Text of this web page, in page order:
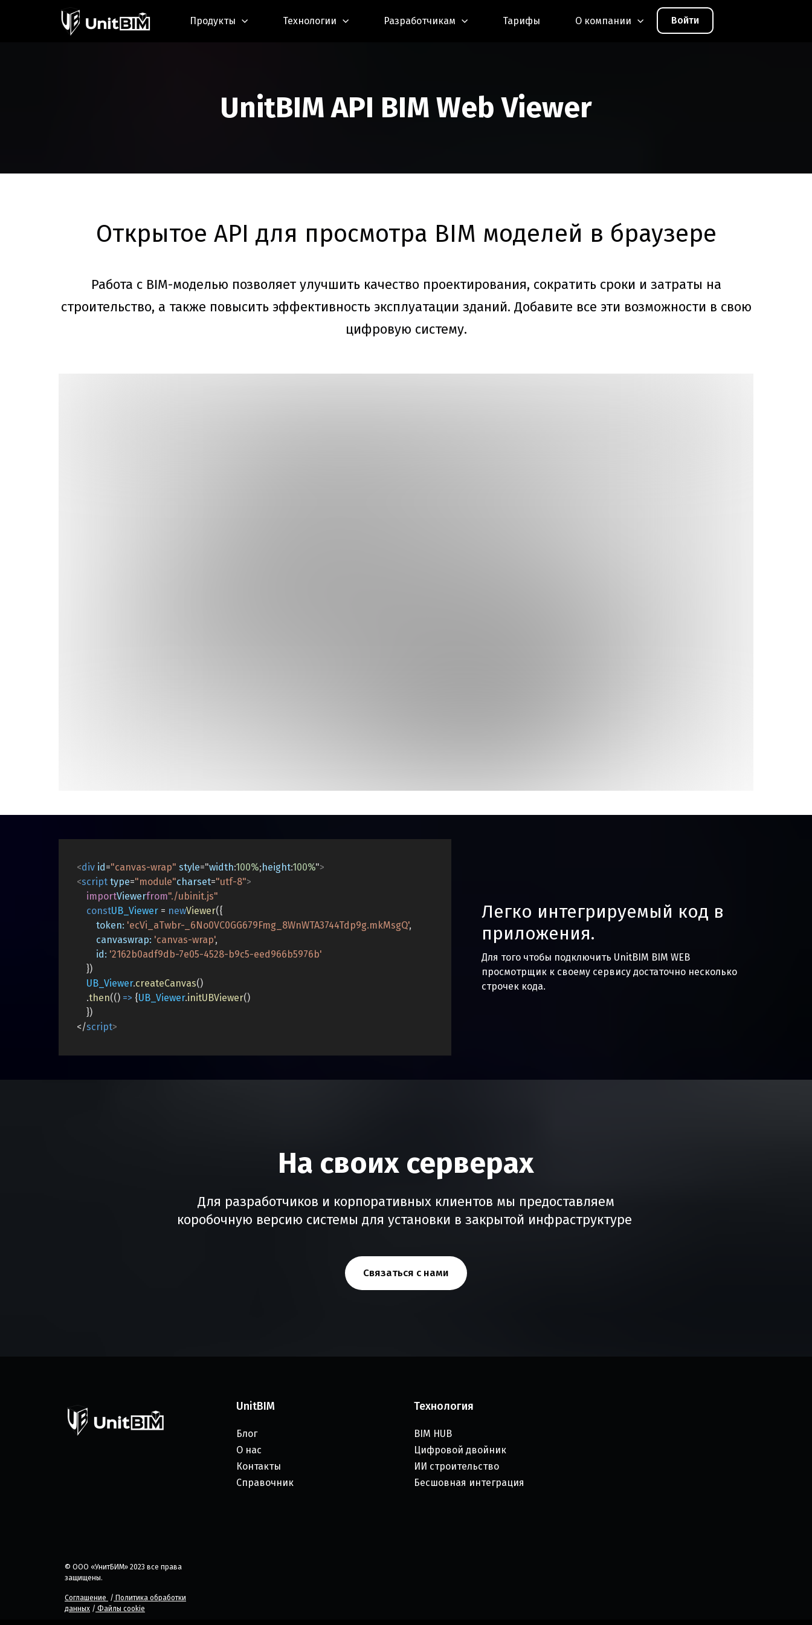
Войти
Продукты Технологии Разработчикам Тарифы О компании
UnitBIM API BIM Web Viewer
Открытое API для просмотра BIM моделей в браузере
Работа с BIM-моделью позволяет улучшить качество проектирования, сократить сроки и затраты на
строительство, а также повысить эффективность эксплуатации зданий. Добавите все эти возможности в свою
цифровую систему.
<div id="canvas-wrap" style="width:100%;height:100%">
<script type="module"charset="utf-8">
importViewerfrom"./ubinit.js"
constUB_Viewer = newViewer({
token: 'ecVi_aTwbr-_6No0VC0GG679Fmg_8WnWTA3744Tdp9g.mkMsgQ',
canvaswrap: 'canvas-wrap',
id: '2162b0adf9db-7e05-4528-b9c5-eed966b5976b'
})
UB_Viewer.createCanvas()
.then(() => {UB_Viewer.initUBViewer()
})
</script>
Легко интегрируемый код в
приложения.
Для того чтобы подключить UnitBIM BIM WEB
просмотрщик к своему сервису достаточно несколько
строчек кода.
На своих серверах
Для разработчиков и корпоративных клиентов мы предоставляем
коробочную версию системы для установки в закрытой инфраструктуре
Связаться с нами
© ООО «УнитБИМ» 2023 все права
защищены.
Соглашение / Политика обработки
данных / Файлы cookie
UnitBIM
Блог
О нас
Контакты
Справочник
Технология
BIM HUB
Цифровой двойник
ИИ строительство
Бесшовная интеграция